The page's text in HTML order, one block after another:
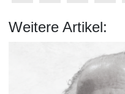
Weitere Artikel: